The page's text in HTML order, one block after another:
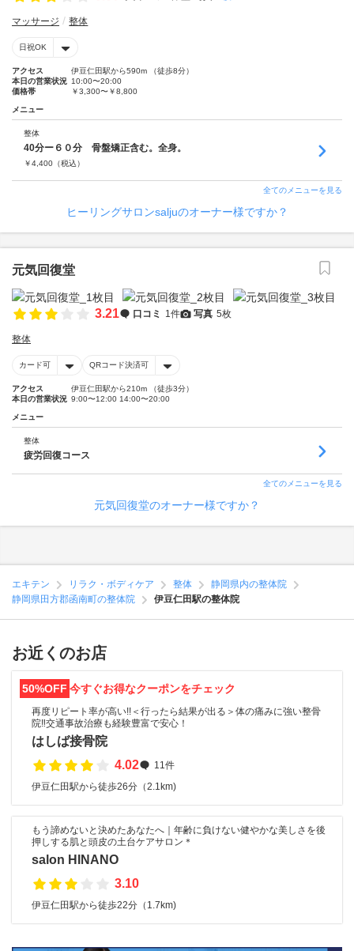
マッサージ 整体
日祝OK
アクセス
伊豆仁田駅から590m （徒歩8分）
本日の営業状況 10:00〜20:00
価格帯
￥3,300〜￥8,800
メニュー
整体
40分ー６０分 骨盤矯正含む。全身。
￥4,400 （税込）
全てのメニューを見る
ヒーリングサロンsaljuのオーナー様ですか？
元気回復堂
3.21 口コミ 1件 写真 5枚
整体
カード可 QRコード決済可
アクセス
伊豆仁田駅から210m （徒歩3分）
本日の営業状況 9:00〜12:00 14:00〜20:00
メニュー
整体
疲労回復コース
全てのメニューを見る
元気回復堂のオーナー様ですか？
エキテン リラク・ボディケア 整体
静岡県内の整体院
静岡県田方郡函南町の整体院
伊豆仁田駅の整体院
お近くのお店
50%OFF 今すぐお得なクーポンをチェック
再度リピート率が高い!!＜行ったら結果が出る＞体の痛みに強い整骨
院‼︎交通事故治療も経験豊富で安心！
はしば接骨院
4.02
11件
伊豆仁田駅から徒歩26分（2.1km)
もう諦めないと決めたあなたへ｜年齢に負けない健やかな美しさを後
押しする肌と頭皮の土台ケアサロン＊
salon HINANO
3.10
伊豆仁田駅から徒歩22分（1.7km)